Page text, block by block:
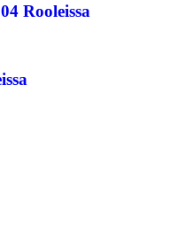
Rooleissa